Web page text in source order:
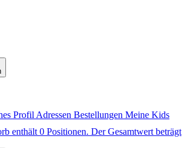
Profil Adressen Bestellungen Meine Kids
enthält 0 Positionen. Der Gesamtwert beträgt